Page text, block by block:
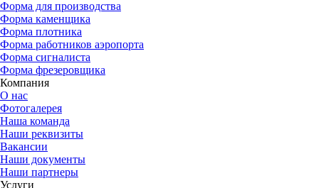
Форма для производства
Форма каменщика
Форма плотника
Форма работников аэропорта
Форма сигналиста
Форма фрезеровщика
Компания
О нас
Фотогалерея
Наша команда
Наши реквизиты
Вакансии
Наши документы
Наши партнеры
Услуги